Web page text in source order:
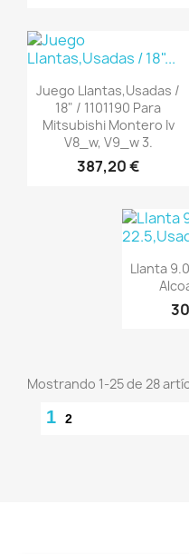
 Vista rápida
Juego Llantas,Usadas /
18" / 1101190 Para
Mitsubishi Montero Iv
V8_w, V9_w 3.
387,20 €

Llanta
Mostrando 1-25 de 28
1 2